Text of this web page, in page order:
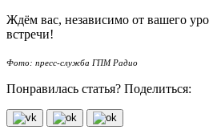
Ждём вас, независимо от вашего
встречи!
Фото: пресс-служба ГПМ Радио
Понравилась статья? Поделиться: